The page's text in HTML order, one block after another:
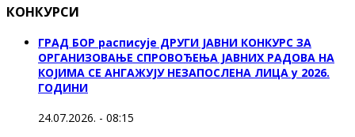
КОНКУРСИ
ГРАД БОР расписује ДРУГИ ЈАВНИ КОНКУРС ЗА
ОРГАНИЗОВАЊЕ СПРОВОЂЕЊА ЈАВНИХ РАДОВА НА
КОЈИМА СЕ АНГАЖУЈУ НЕЗАПОСЛЕНА ЛИЦА у 2026.
ГОДИНИ
24.07.2026. - 08:15